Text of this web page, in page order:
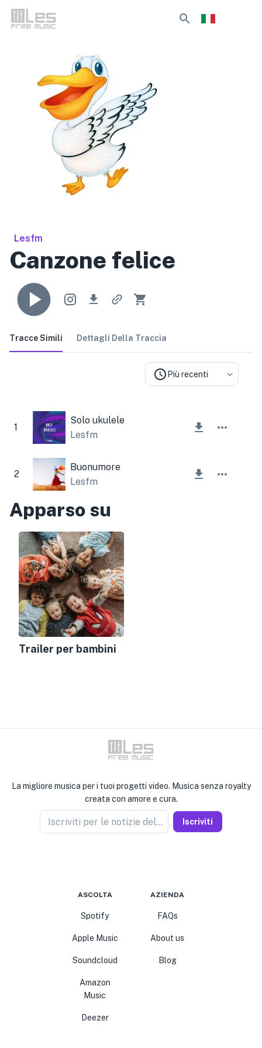
Lesfm
Canzone felice
Tracce Simili Dettagli Della Traccia
Più recenti
1
Solo ukulele
Lesfm
2
Buonumore
Lesfm
Apparso su
Trailer per bambini
La migliore musica per i tuoi progetti video. Musica senza royalty
creata con amore e cura.
Iscriviti per le notizie del venditore Iscriviti
ASCOLTA
Spotify
Apple Music
Soundcloud
Amazon
Music
Deezer
AZIENDA
FAQs
About us
Blog